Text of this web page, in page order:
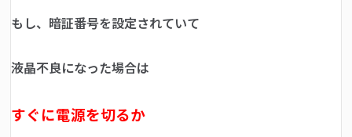
もし、暗証番号を設定されていて
液晶不良になった場合は
すぐに電源を切るか